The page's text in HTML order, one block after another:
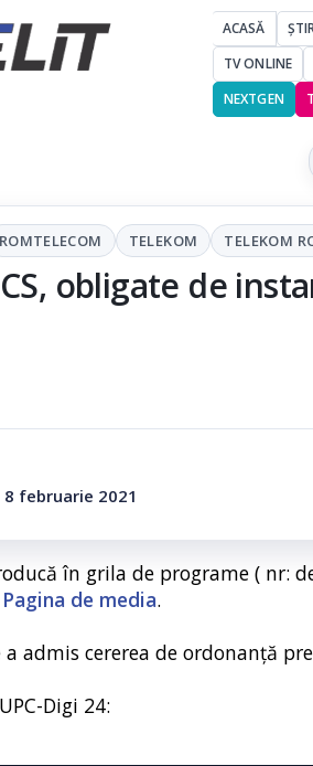
ACASĂ
TV ONLINE
NEXTGEN
ROMTELECOM TELEKOM TELEKOM
obligate de
februarie 2021
în grila de programe ( nr:
Pagina de media.
admis cererea de ordonanță
Digi 24: